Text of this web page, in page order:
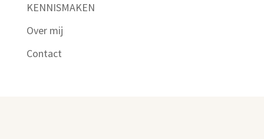
KENNISMAKEN
Over mij
Contact